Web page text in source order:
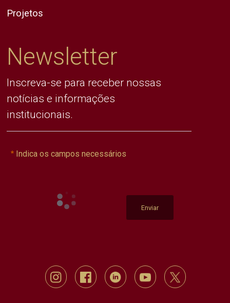
Projetos
Newsletter
Inscreva-se para receber nossas
notícias e informações
institucionais.
Indica os campos necessários
Enviar